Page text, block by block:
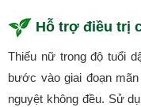
Hỗ trợ điều trị
Thiếu nữ trong độ tuổi
bước vào giai đoạn
nguyệt không đều. Sử